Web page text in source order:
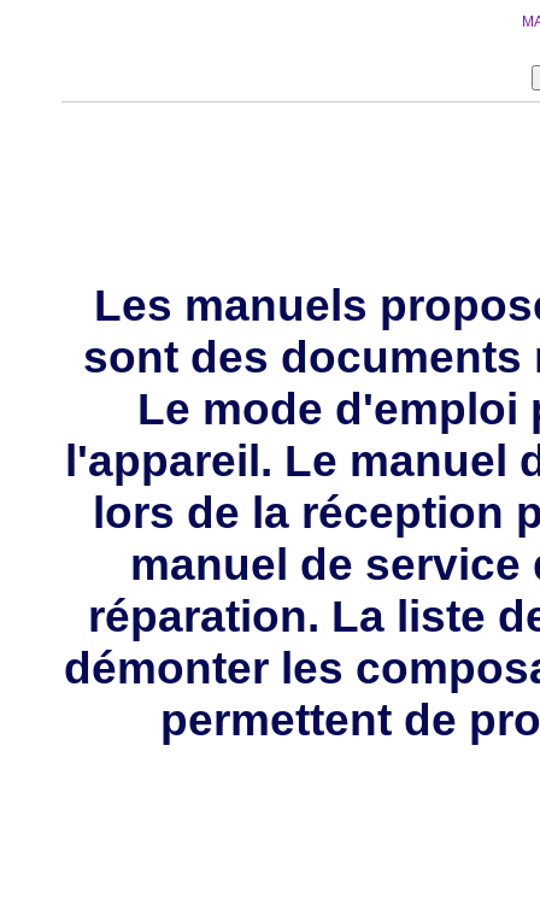
Les manuels
sont des documents
Le mode d'emploi
l'appareil. Le manuel
lors de la réception
manuel de
réparation. La liste
démonter les
permettent de